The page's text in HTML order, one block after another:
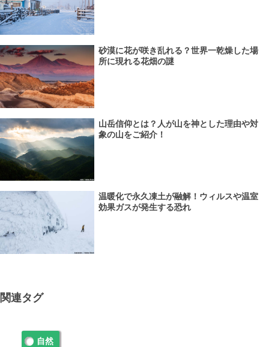
砂漠に花が咲き乱れる？世界一乾燥した場
所に現れる花畑の謎
山岳信仰とは？人が山を神とした理由や対
象の山をご紹介！
温暖化で永久凍土が融解！ウィルスや温室
効果ガスが発生する恐れ
関連タグ
自然